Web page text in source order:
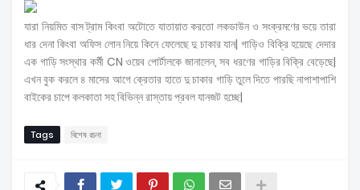
যারা নিয়মিত বাস ট্রাম কিংবা অটোতে যাতায়াত করতো লকডাউন ও সংক্রমণের ভয়ে তারা
ধার দেনা কিংবা অফিস লোন নিয়ে কিনে ফেলেছে দু চাকার যান| গাড়িও বিক্রি হয়েছে দেদার
এক গাড়ি সংস্থার কর্মী CN ওয়েব পোর্টালকে জানালেন, সব ধরণের গাড়ির বিক্রি বেড়েছে|
এখন বুক করলে ৪ মাসের আগে ক্রেতার হাতে দু চাকার গাড়ি তুলে দিতে পারছি নাপাশাপাশি
বাইকের চাপে কলকাতা সহ বিভিন্ন রাস্তায় প্রবল যানজট হচ্ছে|
Tags বিশেষ রচনা